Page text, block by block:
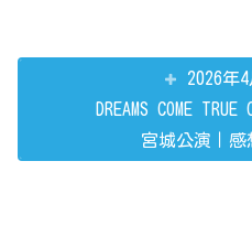
2026年
DREAMS COME TRUE
宮城公演｜